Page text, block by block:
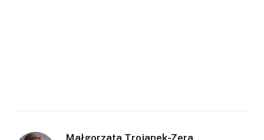
Małgorzata Trojanek-Zera